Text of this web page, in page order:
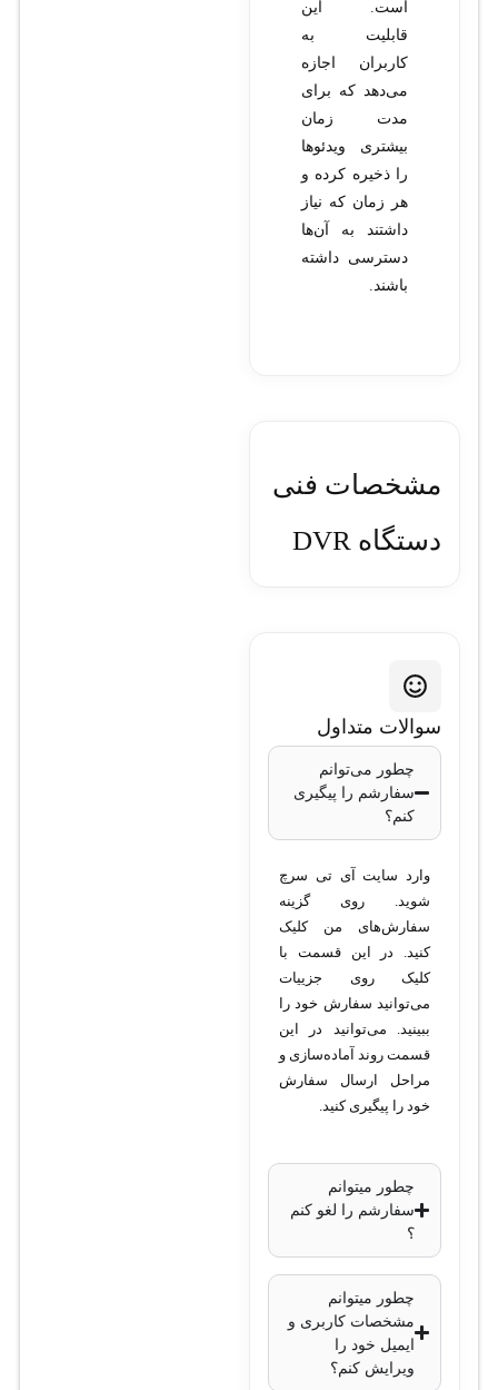
است. این
قابلیت به
کاربران اجازه
می‌دهد که برای
مدت زمان
بیشتری ویدئوها
را ذخیره کرده و
هر زمان که نیاز
داشتند به آن‌ها
دسترسی داشته
باشند.
مشخصات فنی
دستگاه DVR
7204HUHI-K1
تعداد کانال‌ها
کانال آنالوگ + 2
پشتیبانی از
رزولوشن 4K برای
برخی از کانال‌های
فناوری
فشرده‌سازی ویدئو
H.265 Pro+, H.265,
HDMI و VGA با
حرکت: دارد
ظرفیت هارد دیسک
پشتیبانی از یک هارد
سوالات متداول
چطور می‌توانم
سفارشم را پیگیری
کنم؟
وارد سایت آی تی سرچ
شوید. روی گزینه
سفارش‌های من کلیک
کنید. در این قسمت با
کلیک روی جزییات
می‌توانید سفارش خود را
ببینید. می‌توانید در این
قسمت روند آماده‌سازی و
مراحل ارسال سفارش
خود را پیگیری کنید.
چطور میتوانم
سفارشم را لغو کنم
؟
چطور میتوانم
مشخصات کاربری و
ایمیل خود را
ویرایش کنم؟